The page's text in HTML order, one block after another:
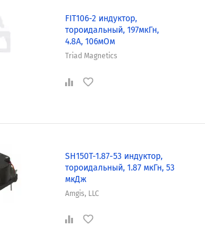
FIT106-2 индуктор,
тороидальный, 197мкГн,
4.8А, 106мОм
Triad Magnetics
SH150T-1.87-53 индуктор,
тороидальный, 1.87 мкГн, 53
мкДж
Amgis, LLC